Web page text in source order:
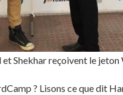
Shekhar reçoivent le
? Lisons ce que dit